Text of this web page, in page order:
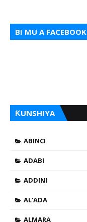
BI MU A FACEBOOK
ƘUNSHIYA
ABINCI
ADABI
ADDINI
AL'ADA
ALMARA